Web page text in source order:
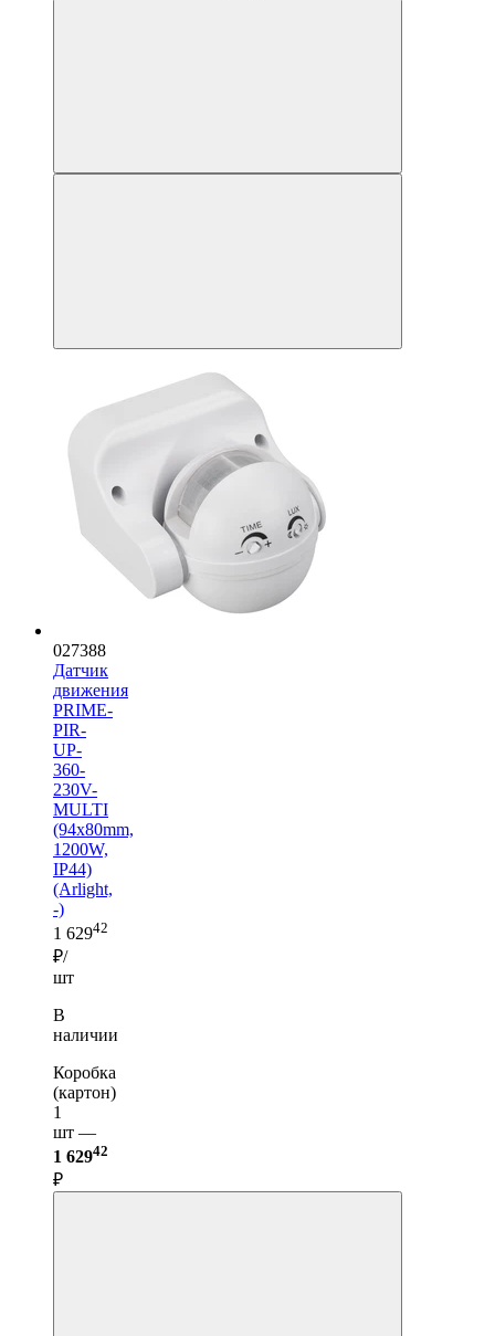
027388
Датчик
движения
PRIME-
PIR-
UP-
360-
230V-
MULTI
(94x80mm,
1200W,
IP44)
(Arlight,
-)
1 62942
₽/
шт
В
наличии
Коробка
(картон)
1
шт —
1 62942
₽